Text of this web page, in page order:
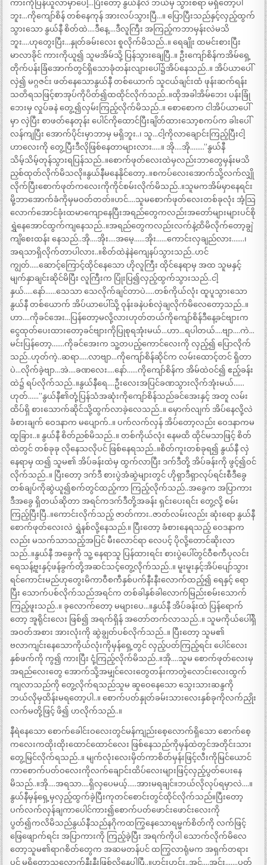
ကားကိုပြန်ယူလာမှာပေါ့…ပြီးတော့ နွယ်နီလဲ ဘယ်မှ သွားစရာ မရှိတော့ပါ
ဘူး…ကိုကျော်စိန် တစ်နေကုန် အားလပ်သွားပြီ…။ ပြောပြီးသည်နှင့်လှည့်ထွက်
သွားသော နွယ်နီ စိတ်ထဲ….ဒီနေ့….ဒီလူကြီး အကြည့်ကဘာမှန်းလဲမသိ
ဘူး….ဟုတွေးပြီး…နှုတ်ခမ်းလေး စူလိုက်မိသည်..။ ရေချိုး ထမင်းစားပြီး
မာလာခိုင် ကားကိုယူ၍ သူမအိမ်သို့ ပြန်သွားချေပြီ..။ ဦးကျော်စိန်ကအိမ်ရှေ့
တိုက်ပန်းခြံအောက်တွင်ရှိသောခုံတန်းလျားပေါ်၌အိပ်နေသည်..။ အိပ်ယာပေါ်
လှဲ၍ မဂ္ဂဇင်း ဖတ်နေသောနွယ်နီ တစ်ယောက် သူငယ်ချင်းထံ ဖုန်းဆက်ရန်း
သတိရသဖြင့်စာအုပ်ကိုပိတ်၍ထထိုင်လိုက်သည်..။ထိုအခါအိမ်ဘေး ပန်းခြုံ
ဘေးမှ လှုပ်ခနဲ တွေ့၍လှမ်းကြည့်လိုက်မိသည်..။ စောစောက ငါအိပ်ယာပေါ်
မှာ လှဲပြီး စာဖတ်နေတုန်း ပေါင်ကိုထောင်ပြီးချိတ်ထားသော့စကပ်က ခါးပေါ်
လန်ကျပြီး အောက်ပိုင်းမှာဘာမှ မရှိဘူး..၊ သူ…ငါ့ကိုလာချောင်းကြည့်ပြီးငါ့
ဟာလေးကို တွေ့ပြီးဒီလိုဖြစ်နေတာများလား…..။ အို….အို……..”နွယ်နီ
သိမ့်သိမ့်တုန်သွားရပြန်သည်..။စောက်ဖုတ်လေးထဲမှလည်းဘာတွေမှန်းမသိ
ညှစ်ထုတ်လိုက်မိသလို။နွယ်နီမနေနိုင်တော့..။စကပ်လေးအောက်သို့လက်လျှို
လိုက်ပြီးစောက်ဖုတ်ကလေးကိုကိုင်စမ်းလိုက်မိသည်..။သူမကအိမ်မှာနေရင်း
မို့ဘာအောက်ခံကိုမှမဝတ်တတ်။ဟင်….သူမစောက်ဖုတ်လေးတစ်ခုလုံး အံ့သြ
လောက်အောင်ခုံးထမာကျောနေပြီးအရည်တွေကလည်းအတော်များများပင်စို
ရွှဲနေအောင်ထွက်ကျနေသည်..။အရည်တွေကလည်းလက်နဲ့ထိမိလိုက်တော့ချွဲ
ကျိစေးထန်း နေသည်..အို….အိုး….အမေ့……အိုး……ကောင်းလှချည်လား…….၊
အရသာရှိလိုက်တာပါလား..။စိတ်ထဲနဲနဲကျေနပ်သွားသည်..ဟင်
ကျွတ်…..ဆောင့်ကြောင့်ထိုင်နေသော ဟိုလူကြီး ထိုင်နေရာမှ အထ သူမနှင့်
မျက်နှာချင်းဆိုင်မိပြီး လူကြီးက ပြုံးပြ၍လှည့်ထွက်သွားသည်..ငါ့
နှယ်…..နော်……သေသာ သေလိုက်ချင်တာပဲ…..တစ်ကိုယ်လုံး ထူပူသွားသော
နွယ်နီ တစ်ယောက် အိပ်ယာပေါ်သို့ ဝုန်းခနဲပစ်လှဲချလိုက်မိလေတော့သည်..။
ဟာ….ကိုခင်အေး…ပြန်တော့မလို့လားဟုတ်တယ်ကိုကျော်စိန်ဒီနေ့ခင်ဗျားက
ငွေထုတ်ပေးထားတော့ခင်ဗျားကိုပြုစုရအုံးမယ်…ဟာ…ရပါတယ်….ဗျာ….ကဲ…
မင်းပြန်တော့…….ကိုခင်အေးက သူ့တပည့်ကောင်လေးကို လှည့်၍ ပြောလိုက်
သည်..ဟုတ်ကဲ့..ဆရာ…..လာဗျာ…ကိုကျော်စိန်ဆိုင်က လမ်းထောင့်တင် ရှိတာ
ပဲ…လိုက်ခဲ့ဗျာ…အဲ….ခဏလေး….နော်……ကိုကျော်စိန်က အိမ်ထဲဝင်၍ ဧည့်ခန်း
ထဲ၌ ရပ်လိုက်သည်..။နွယ်နီရေ….ဦးလေးအပြင်ခဏသွားလိုက်အုံးမယ်……
ဟုတ်……”နွယ်နီ၏တုံ့ပြန်သံအဆုံးကိုကျော်စိန်သည်ခင်အေးနှင့် အတူ လမ်း
ထိပ်ရှိ စားသောက်ဆိုင်သို့ထွက်လာခဲ့လေသည်..။ မှောက်လျက် အိပ်နေလို့လဲ
ခံစားချက် ဝေဒနာက မပျောက်..။ ပက်လက်လှန် အိပ်တော့လည်း ဝေဒနာကမ
ထူခြား..။ နွယ်နီ စိတ်ညစ်မိသည်..။ တစ်ကိုယ်လုံး နေမထိ ထိုင်မသာဖြင့် စိတ်
ထဲတွင် တစ်ခုခု လိုနေသလိုပင် ဖြစ်နေရသည်..။စိတ်ကူးတစ်ခုရ၍ နွယ်နီ လှဲ
နေရာမှ ထ၍ သူမ၏ အိပ်ခန်းထဲမှ ထွက်လာပြီး ဒက်ဒီတို့ အိပ်ခန်းကို ဖွင့်၍ဝင်
လိုက်သည်..။ ပြီးတော့ ဒက်ဒီ စားပွဲအံဆွဲများတွင် ဟိုရှာဒီရှာလုပ်ရင်းစီဒီခွေ
တစ်ချပ်ကိုဆွဲယူ၍စက်တွင်ထည့်ကာ ကြည့်လိုက်သည်..အခွေက အပြာကား
ဒီအခွေ ရှိတယ်ဆိုတာ အရင်ကဒက်ဒီတို့အခန်း ရှင်းပေးရင်း တွေ့လို့ စမ်း
ကြည့်ပြီးပြီ..။ကောင်းလိုက်သည့် ဇာတ်ကား..ဇာတ်လမ်းလည်း ဆုံးရော နွယ်နီ
စောက်ဖုတ်လေးလဲ ရွှဲနစ်လို့နေသည်.။ ပြီးတော့ ခံစားနေရသည့် ဝေဒနာက
လည်း မသက်သာသည့်အပြင် မီးလောင်ရာ လေပင့် ပိုလို့တောင်ဆိုးလာ
သည်..။နွယ်နီ အခွေကို သူ့ နေရာသူ ပြန်ထားရင်း စားပွဲပေါ်တွင်ဝီစကီပုလင်း
ရေသန့်ဗူးနှင့်ဖန်ခွက်တို့အဆင်သင့်တွေ့လိုက်သည်..။ မူးမူးနှင့်အိပ်ပျော်သွား
ရင်ကောင်းမည်ဟုတွေးမိကာဝီစကီနှစ်ပက်နီးနီးလောက်ထည့်၍ ရေနှင့် ရော
ပြီး သောက်ပစ်လိုက်သည်အရင်က တစ်ခါနှစ်ခါလောက်မြည်းစမ်းသောက်
ကြည့်ဖူးသည်..။ ခုလောက်တော့ မများပေ…။နွယ်နီ အိပ်ခန်းထဲ ပြန်ရောက်
တော့ အူရိုင်းလေး ဖြစ်၍ အရက်ရှိန် အတော်တက်လာသည်..။ သူမကိုယ်ပေါ်ရှိ
အဝတ်အစား အားလုံးကို ဆွဲချွတ်ပစ်လိုက်သည်..။ ပြီးတော့ သူမ၏
ဗလာကျင်းနေသောကိုယ်လုံးကိုမှန်ရှေ့တွင် လှည့်ပတ်ကြည့်ရင်း ပေါင်လေး
နှစ်ဖက်ကို ကွ၍ ကားပြီး ငုံ့ကြည့်လိုက်မိသည်..။အို….သူမ စောက်ဖုတ်လေးမှ
အရည်လေးတွေ အောက်သို့အမျှင်လေးတွေတန်းကာတွဲလောင်းလေးထွက်
ကျလာသည်ကို တွေ့လိုက်ရသည်သူမ ဆူဝေနေသော သွေးသားဆန္ဒကို
ဘယ်လိုမှထိန်းမရတော့ပါ..။ စောက်ပတ်နှုတ်ခမ်းသားလေးနှစ်ခုကိုလက်ညှိုး
လက်မတို့ဖြင့် ဖိ၍ ဟလိုက်သည်..။
နီရဲနေသော စောက်ခေါင်းဝလေးတွင်မန်ကျည်းစေ့လောက်ရှိသော စောက်စေ့
ကလေးကထိုးထိုးထောင်ထောင်လေး ဖြစ်နေသည်ကိုမှန်ထဲတွင်အတိုင်းသား
တွေ့မြင်လိုက်ရသည်..။ မျက်လုံးလေးမှိတ်ကာစိတ်မှန်းဖြင့်လီးကိုမြင်ယောင်
ကာစောက်ပတ်ဝလေးကိုလက်ချောင်းထိပ်လေးများဖြင့်လှည့်ပွတ်ပေးနေ
မိသည်..။အို….အရသာ….ရှိလှပေမယ့်…..အားမရချင်။ဘယ်လိုလုပ်ရမှာလဲ….။
နွယ်နီမှန်ရှေ့မှလှည့်ထွက်ခဲ့ပြီးကုတင်စောင်းတွင်ထိုင်လိုက်သည်။ပြီးတော့
ပက်လက်လှန်ချကာပေါင်ကား၍စောက်ပတ်ဖောင်းဖောင်းလေးကို
ပွတ်၍ကလိမိသည်နွယ်နီသည်နဂိုကထကြွနေသောရမ္မက်စိတ်ကို လက်ဖြင့်
ဖြေဖျောက်ရင်း အပြာကားကို ကြည့်ခဲ့ပြီး အရက်ကိုပါ သောက်လိုက်မိလေ
တော့သူမ၏ရာဂစိတ်တွေက အဆမတန်ပင် ထကြွလာရုံမက အရှက်တရား
ပင် မရှိတော့သလောက်နီးနီးဖြစ်လို့နေပါပြီ..။ဟင်းဟင်း..အင့်….အင်း…….ပွတ်